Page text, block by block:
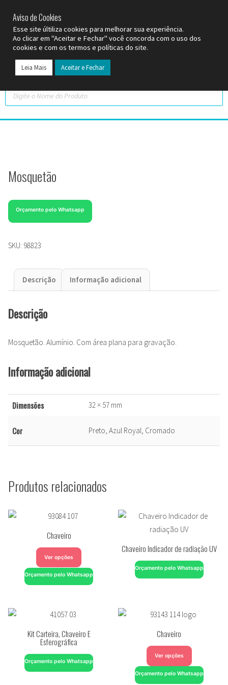
Mosquetão
Orçamento pelo Whatsapp
SKU: 98823
Descrição Informação adicional
Descrição
Mosquetão. Alumínio. Com área plana para gravação.
Informação adicional
Dimensões 32 × 57 mm
Cor Preto, Azul Royal, Cromado
Produtos relacionados
Chaveiro
Ver opções
Orçamento pelo Whatsapp
Chaveiro Indicador de radiação UV
Orçamento pelo Whatsapp
Kit Carteira, Chaveiro E
Esferográfica
Orçamento pelo Whatsapp
Chaveiro
Ver opções
Orçamento pelo Whatsapp
Aviso de Cookies
Esse site últiliza cookies para melhorar sua experiência.
Ao clicar em "Aceitar e Fechar" você concorda com o uso dos
cookies e com os termos e políticas do site.
Leia Mais Aceitar e Fechar